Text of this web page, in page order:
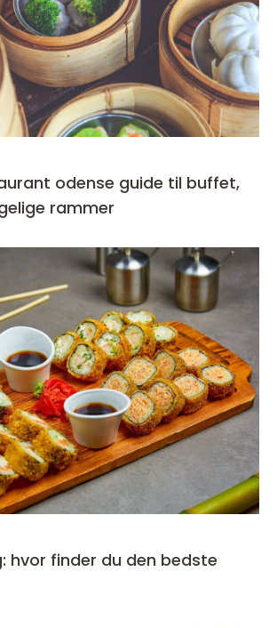
guide til buffet,
rammer
hvor finder du den bedste